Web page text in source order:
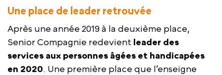
Une place de leader retrouvée
Après une année 2019 à la deuxième place,
Senior Compagnie redevient leader des
services aux personnes âgées et handicapées
en 2020. Une première place que l’enseigne